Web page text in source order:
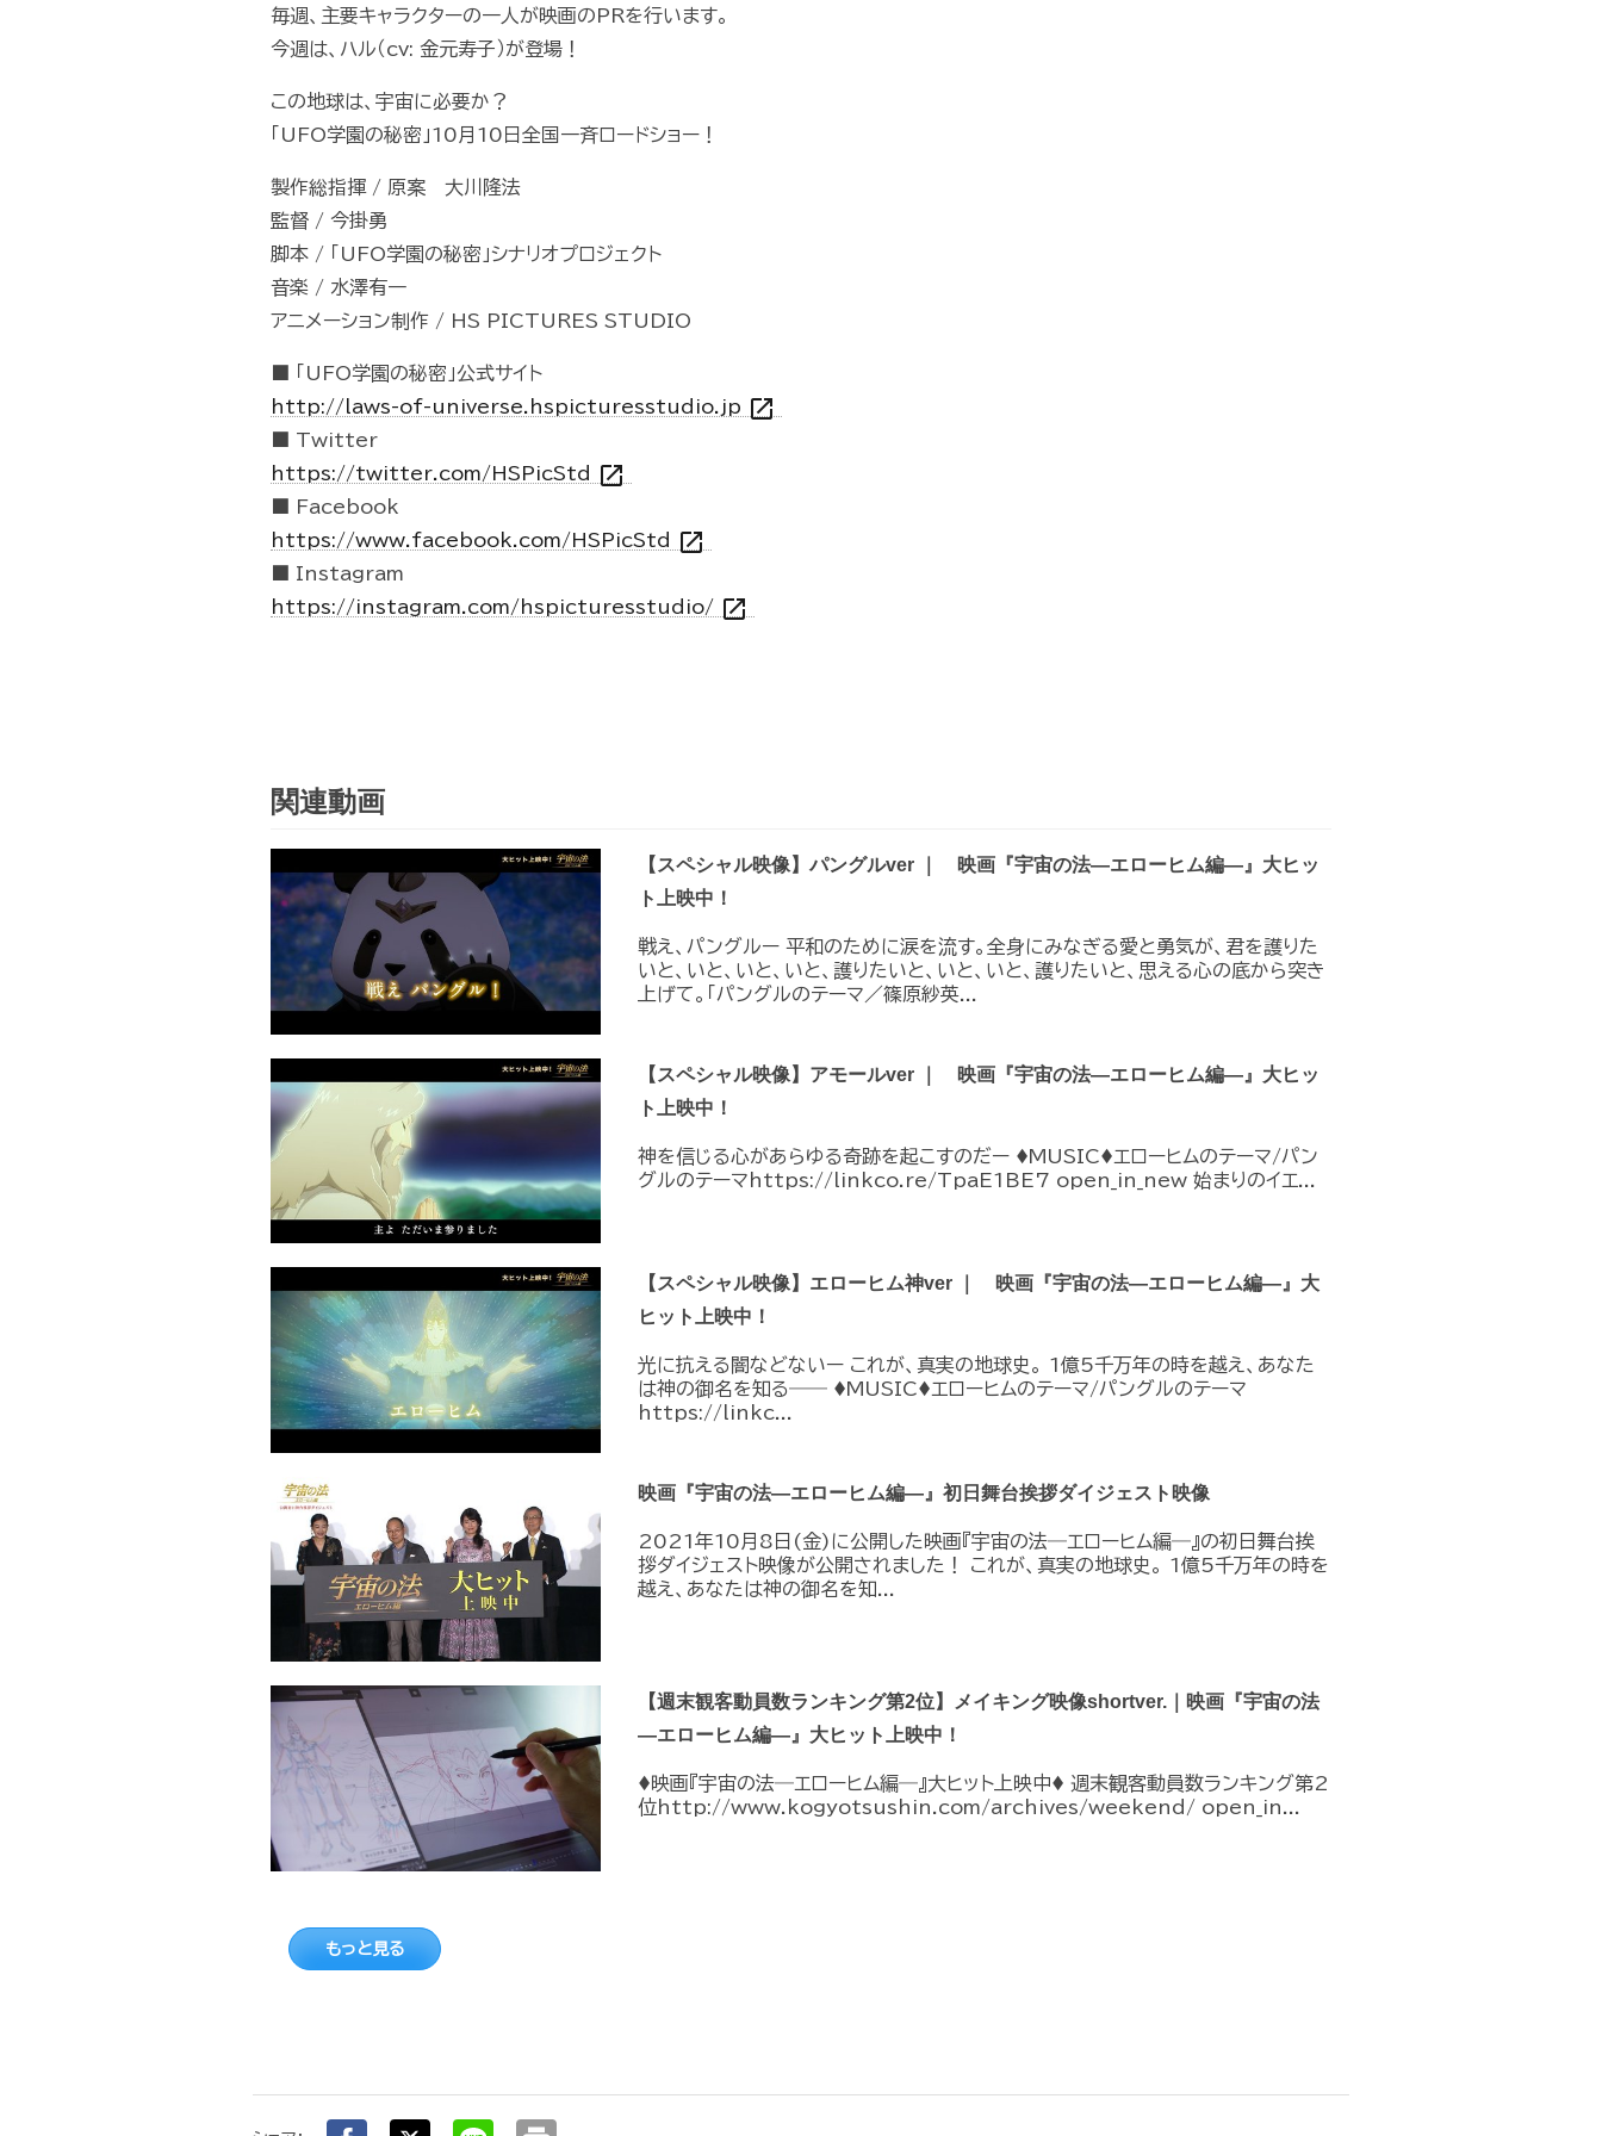
毎週、主要キャラクターの一人が映画のPRを行います。
今週は、ハル（cv: 金元寿子）が登場！
この地球は、宇宙に必要か？
「UFO学園の秘密」10月10日全国一斉ロードショー！
製作総指揮 / 原案 大川隆法
監督 / 今掛勇
脚本 / 「UFO学園の秘密」シナリオプロジェクト
音楽 / 水澤有一
アニメーション制作 / HS PICTURES STUDIO
■ 「UFO学園の秘密」公式サイト
http://laws-of-universe.hspicturesstudio.jp open_in_new
■ Twitter
https://twitter.com/HSPicStd
open_in_new
■ Facebook
https://www.facebook.com/HSPicStd
open_in_new
■ Instagram
https://instagram.com/hspicturesstudio/ open_in_new
関連動画
【スペシャル映像】パングルver ｜ 映画『宇宙の法―エローヒム編―』大ヒッ
ト上映中！
戦え、パングルー 平和のために涙を流す。全身にみなぎる愛と勇気が、君を護りた
いと、いと、いと、いと、護りたいと、いと、いと、護りたいと、思える心の底から突き
上げて。「パングルのテーマ／篠原紗英...
【スペシャル映像】アモールver ｜ 映画『宇宙の法―エローヒム編―』大ヒッ
ト上映中！
神を信じる心があらゆる奇跡を起こすのだー ♦︎MUSIC♦︎エローヒムのテーマ/パン
グルのテーマhttps://linkco.re/TpaE1BE7 open_in_new 始まりのイエ...
【スペシャル映像】エローヒム神ver ｜ 映画『宇宙の法―エローヒム編―』大
ヒット上映中！
光に抗える闇などないー これが、真実の地球史。 1億5千万年の時を越え、あなた
は神の御名を知る―― ♦︎MUSIC♦︎エローヒムのテーマ/パングルのテーマ
https://linkc...
映画『宇宙の法―エローヒム編―』初日舞台挨拶ダイジェスト映像
2021年10月8日(金)に公開した映画『宇宙の法―エローヒム編―』の初日舞台挨
拶ダイジェスト映像が公開されました！ これが、真実の地球史。 1億5千万年の時を
越え、あなたは神の御名を知...
【週末観客動員数ランキング第2位】メイキング映像shortver.｜映画『宇宙の法
―エローヒム編―』大ヒット上映中！
♦︎映画『宇宙の法―エローヒム編―』大ヒット上映中♦︎ 週末観客動員数ランキング第2
位http://www.kogyotsushin.com/archives/weekend/ open_in...
もっと見る